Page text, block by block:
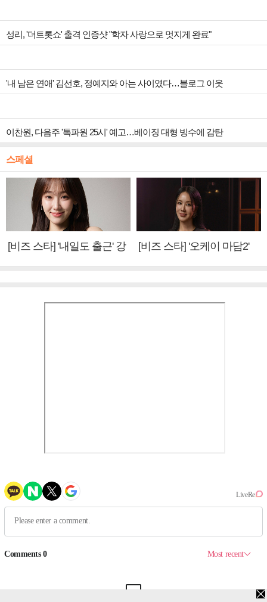
성리, '더트롯쇼' 출격 인증샷 "학자 사랑으로 멋지게 완료"
'내 남은 연애' 김선호, 정예지와 아는 사이였다…블로그 이웃
이찬원, 다음주 '톡파원 25시' 예고…베이징 대형 빙수에 감탄
스페셜
[비즈 스타] '내일도 출근' 강
[비즈 스타] '오케이 마담2'